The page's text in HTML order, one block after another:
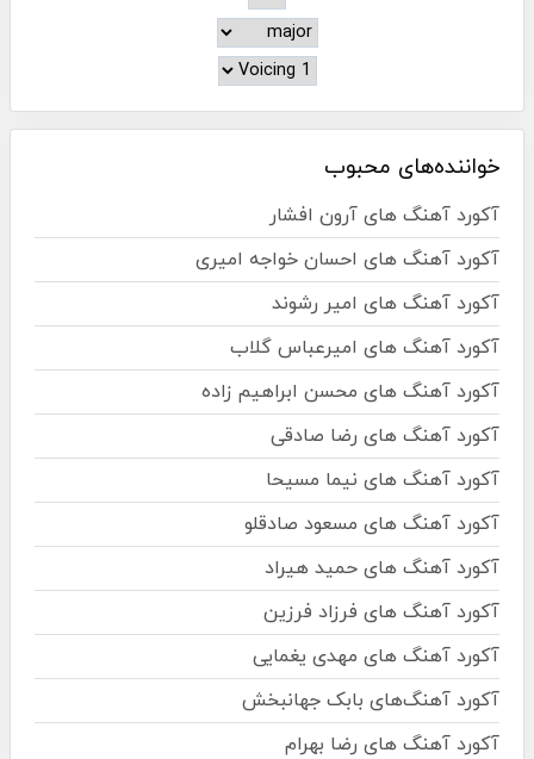
خواننده‌های محبوب
آکورد آهنگ های آرون افشار
آکورد آهنگ های احسان خواجه امیری
آکورد آهنگ های امیر رشوند
آکورد آهنگ های امیرعباس گلاب
آکورد آهنگ های محسن ابراهیم زاده
آکورد آهنگ های رضا صادقی
آکورد آهنگ های نیما مسیحا
آکورد آهنگ های مسعود صادقلو
آکورد آهنگ های حمید هیراد
آکورد آهنگ های فرزاد فرزین
آکورد آهنگ های مهدی یغمایی
آکورد آهنگ‌های بابک جهانبخش
آکورد آهنگ های رضا بهرام